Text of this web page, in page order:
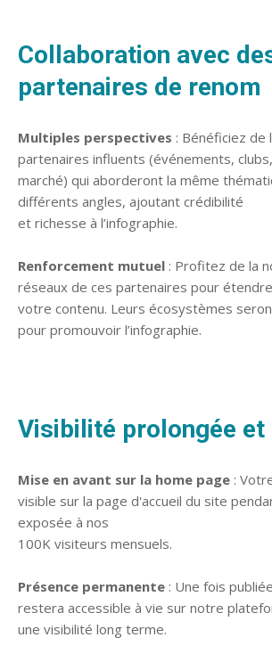
Collaboration avec
partenaires de renom
Multiples perspectives : Bénéficiez de
partenaires influents (événements,
marché) qui aborderont la même
différents angles, ajoutant crédibilité
et richesse à l’infographie.
Renforcement mutuel : Profitez de la
réseaux de ces partenaires pour
votre contenu. Leurs écosystèmes
pour promouvoir l’infographie.
Visibilité prolongée et
Mise en avant sur la home page :
visible sur la page d'accueil du site
exposée à nos
100K visiteurs mensuels.
Présence permanente : Une fois
restera accessible à vie sur notre
une visibilité long terme.